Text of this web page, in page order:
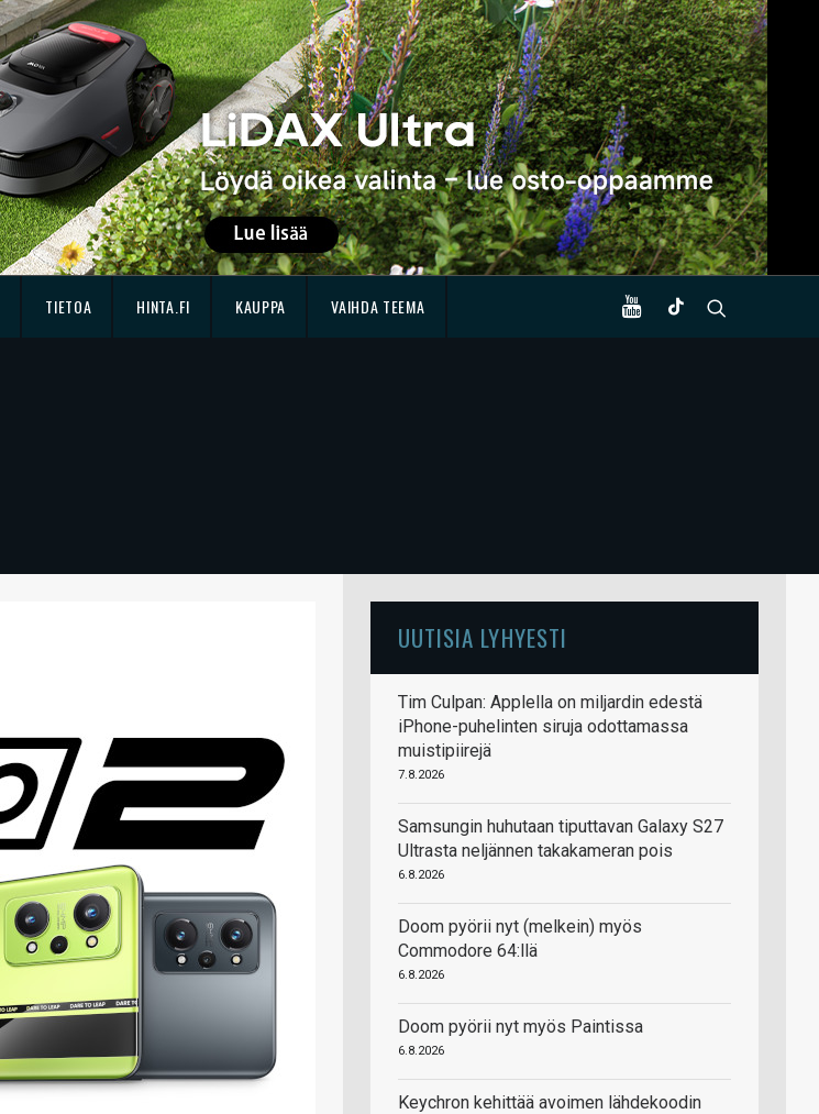
TIETOA HINTA.FI KAUPPA VAIHDA TEEMA
UUTISIA LYHYESTI
Tim Culpan: Applella on miljardin edestä
iPhone-puhelinten siruja odottamassa
muistipiirejä
7.8.2026
Samsungin huhutaan tiputtavan Galaxy S27
Ultrasta neljännen takakameran pois
6.8.2026
Doom pyörii nyt (melkein) myös
Commodore 64:llä
6.8.2026
Doom pyörii nyt myös Paintissa
6.8.2026
Keychron kehittää avoimen lähdekoodin